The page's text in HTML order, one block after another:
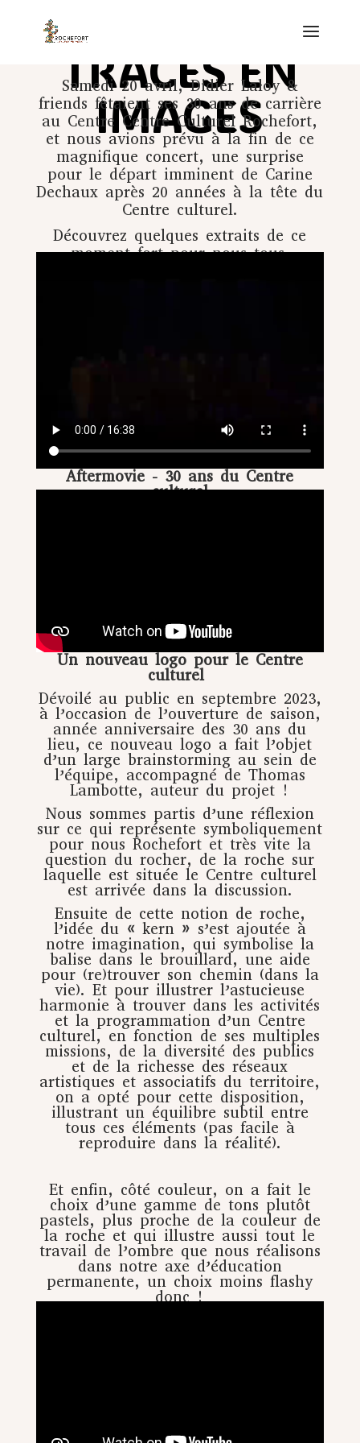
TRACES EN
IMAGES
Samedi 20 avril,Didier Laloy&
friends fêtaient ses 30 ans de carrière
au CentreCentre Culturel Rochefort,
et nous avions prévu à la fin de ce
magnifique concert, une surprise
pour le départ imminent de Carine
Dechaux après 20 années à la tête du
Centre culturel.
Découvrez quelques extraits de ce
moment fort pour nous tous.
Aftermovie - 30 ans du Centre
culturel
Un nouveau logo pour le Centre
culturel
Dévoilé au public en septembre 2023,
à l’occasion de l’ouverture de saison,
année anniversaire des 30 ans du
lieu, ce nouveau logo a fait l’objet
d’un large brainstorming au sein de
l’équipe, accompagné de Thomas
Lambotte, auteur du projet !
Nous sommes partis d’une réflexion
sur ce qui représente symboliquement
pour nous Rochefort et très vite la
question du rocher, de la roche sur
laquelle est située le Centre culturel
est arrivée dans la discussion.
Ensuite de cette notion de roche,
l’idée du « kern » s’est ajoutée à
notre imagination, qui symbolise la
balise dans le brouillard, une aide
pour (re)trouver son chemin (dans la
vie). Et pour illustrer l’astucieuse
harmonie à trouver dans les activités
et la programmation d’un Centre
culturel, en fonction de ses multiples
missions, de la diversité des publics
et de la richesse des réseaux
artistiques et associatifs du territoire,
on a opté pour cette disposition,
illustrant un équilibre subtil entre
tous ces éléments (pas facile à
reproduire dans la réalité).
Et enfin, côté couleur, on a fait le
choix d’une gamme de tons plutôt
pastels, plus proche de la couleur de
la roche et qui illustre aussi tout le
travail de l’ombre que nous réalisons
dans notre axe d’éducation
permanente, un choix moins flashy
donc !